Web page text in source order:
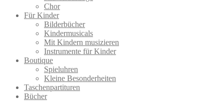
Chor
Für Kinder
Bilderbücher
Kindermusicals
Mit Kindern musizieren
Instrumente für Kinder
Boutique
Spieluhren
Kleine Besonderheiten
Taschenpartituren
Bücher